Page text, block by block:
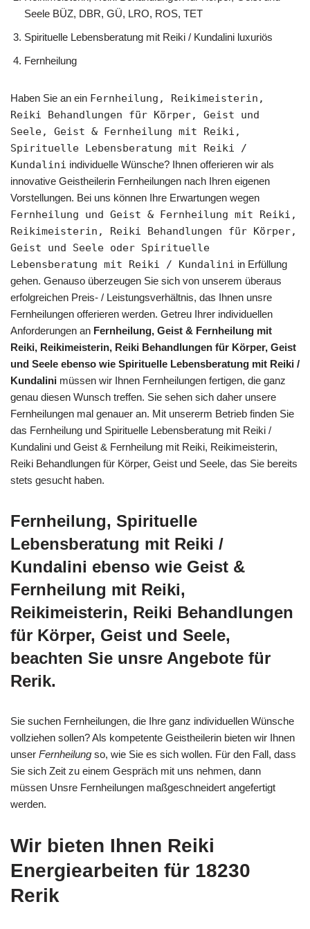
Seele BÜZ, DBR, GÜ, LRO, ROS, TET
Spirituelle Lebensberatung mit Reiki / Kundalini luxuriös
Fernheilung
Haben Sie an ein Fernheilung, Reikimeisterin,
Reiki Behandlungen für Körper, Geist und
Seele, Geist & Fernheilung mit Reiki,
Spirituelle Lebensberatung mit Reiki /
Kundalini individuelle Wünsche? Ihnen offerieren wir als
innovative Geistheilerin Fernheilungen nach Ihren eigenen
Vorstellungen. Bei uns können Ihre Erwartungen wegen
Fernheilung und Geist & Fernheilung mit Reiki,
Reikimeisterin, Reiki Behandlungen für Körper,
Geist und Seele oder Spirituelle
Lebensberatung mit Reiki / Kundalini in Erfüllung
gehen. Genauso überzeugen Sie sich von unserem überaus
erfolgreichen Preis- / Leistungsverhältnis, das Ihnen unsre
Fernheilungen offerieren werden. Getreu Ihrer individuellen
Anforderungen an Fernheilung, Geist & Fernheilung mit
Reiki, Reikimeisterin, Reiki Behandlungen für Körper, Geist
und Seele ebenso wie Spirituelle Lebensberatung mit Reiki /
Kundalini müssen wir Ihnen Fernheilungen fertigen, die ganz
genau diesen Wunsch treffen. Sie sehen sich daher unsere
Fernheilungen mal genauer an. Mit unsererm Betrieb finden Sie
das Fernheilung und Spirituelle Lebensberatung mit Reiki /
Kundalini und Geist & Fernheilung mit Reiki, Reikimeisterin,
Reiki Behandlungen für Körper, Geist und Seele, das Sie bereits
stets gesucht haben.
Fernheilung, Spirituelle
Lebensberatung mit Reiki /
Kundalini ebenso wie Geist &
Fernheilung mit Reiki,
Reikimeisterin, Reiki Behandlungen
für Körper, Geist und Seele,
beachten Sie unsre Angebote für
Rerik.
Sie suchen Fernheilungen, die Ihre ganz individuellen Wünsche
vollziehen sollen? Als kompetente Geistheilerin bieten wir Ihnen
unser Fernheilung so, wie Sie es sich wollen. Für den Fall, dass
Sie sich Zeit zu einem Gespräch mit uns nehmen, dann
müssen Unsre Fernheilungen maßgeschneidert angefertigt
werden.
Wir bieten Ihnen Reiki
Energiearbeiten für 18230
Rerik